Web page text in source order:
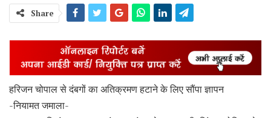
Share
हरिजन चोपाल से दंबगों का अतिक्रमण हटाने के लिए सौंपा ज्ञापन
-नियामत जमाला-